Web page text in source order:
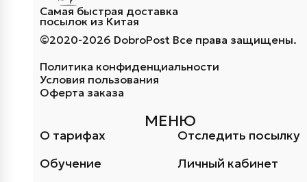
Самая быстрая доставка
посылок из Китая
©2020-2026 DobroPost Все права защищены.
Политика конфиденциальности
Условия пользования
Оферта заказа
МЕНЮ
О тарифах
Отследить посылку
Обучение
Личный кабинет